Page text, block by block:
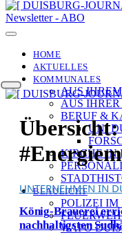
Newsletter - ABO
HOME
AKTUELLES
KOMMUNALES
AUS
AUS
BERUF &
UNI
KIRCHE IN
BLAULICHT
POLIZEI IM
WAPO
Übersicht:
UNTERNEHMEN IN
König-Brauerei
nachhaltigsten